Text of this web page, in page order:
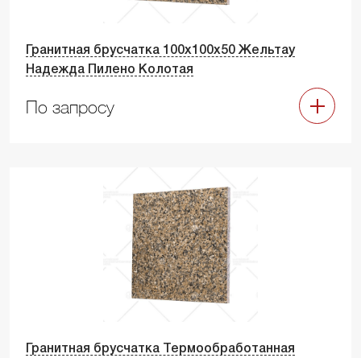
Гранитная брусчатка 100х100х50 Жельтау
Надежда Пилено Колотая
По запросу
Гранитная брусчатка Термообработанная